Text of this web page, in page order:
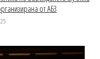
от АБЗ